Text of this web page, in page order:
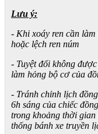
Lưu ý:
- Khi xoáy ren cần
hoặc lệch ren núm
- Tuyệt đối không
làm hỏng bộ cơ của
- Tránh chỉnh lịch
6h sáng của chiếc
trong khoảng thời gian
thống bánh xe truyền